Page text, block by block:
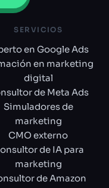
SERVICIOS
en Google Ads
en marketing
digital
de Meta Ads
Simuladores de
marketing
CMO externo
de IA para
marketing
de Amazon